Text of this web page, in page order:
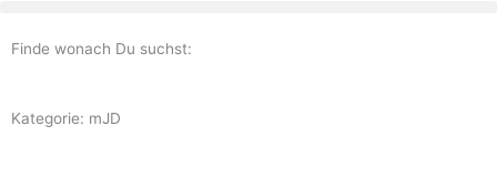
springen
Finde wonach Du suchst:
Kategorie: mJD